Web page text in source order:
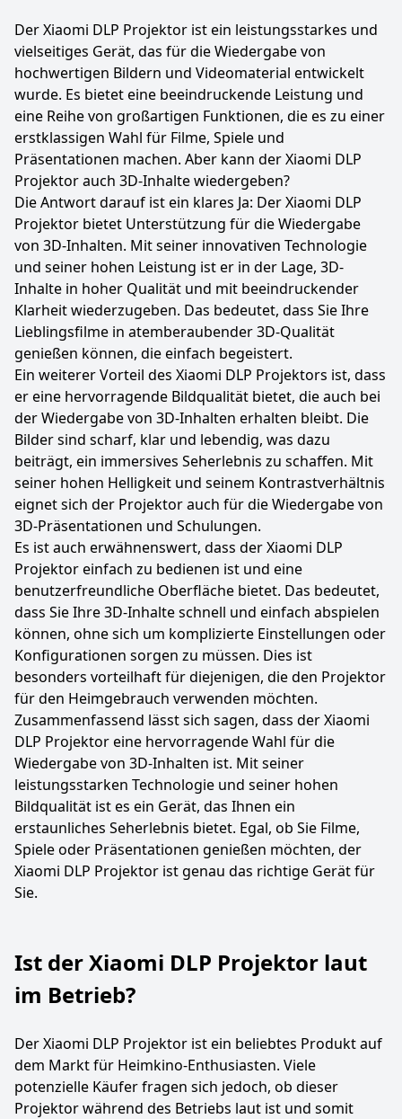
Der Xiaomi DLP Projektor ist ein leistungsstarkes und
vielseitiges Gerät, das für die Wiedergabe von
hochwertigen Bildern und Videomaterial entwickelt
wurde. Es bietet eine beeindruckende Leistung und
eine Reihe von großartigen Funktionen, die es zu einer
erstklassigen Wahl für Filme, Spiele und
Präsentationen machen. Aber kann der Xiaomi DLP
Projektor auch 3D-Inhalte wiedergeben?
Die Antwort darauf ist ein klares Ja: Der Xiaomi DLP
Projektor bietet Unterstützung für die Wiedergabe
von 3D-Inhalten. Mit seiner innovativen Technologie
und seiner hohen Leistung ist er in der Lage, 3D-
Inhalte in hoher Qualität und mit beeindruckender
Klarheit wiederzugeben. Das bedeutet, dass Sie Ihre
Lieblingsfilme in atemberaubender 3D-Qualität
genießen können, die einfach begeistert.
Ein weiterer Vorteil des Xiaomi DLP Projektors ist, dass
er eine hervorragende Bildqualität bietet, die auch bei
der Wiedergabe von 3D-Inhalten erhalten bleibt. Die
Bilder sind scharf, klar und lebendig, was dazu
beiträgt, ein immersives Seherlebnis zu schaffen. Mit
seiner hohen Helligkeit und seinem Kontrastverhältnis
eignet sich der Projektor auch für die Wiedergabe von
3D-Präsentationen und Schulungen.
Es ist auch erwähnenswert, dass der Xiaomi DLP
Projektor einfach zu bedienen ist und eine
benutzerfreundliche Oberfläche bietet. Das bedeutet,
dass Sie Ihre 3D-Inhalte schnell und einfach abspielen
können, ohne sich um komplizierte Einstellungen oder
Konfigurationen sorgen zu müssen. Dies ist
besonders vorteilhaft für diejenigen, die den Projektor
für den Heimgebrauch verwenden möchten.
Zusammenfassend lässt sich sagen, dass der Xiaomi
DLP Projektor eine hervorragende Wahl für die
Wiedergabe von 3D-Inhalten ist. Mit seiner
leistungsstarken Technologie und seiner hohen
Bildqualität ist es ein Gerät, das Ihnen ein
erstaunliches Seherlebnis bietet. Egal, ob Sie Filme,
Spiele oder Präsentationen genießen möchten, der
Xiaomi DLP Projektor ist genau das richtige Gerät für
Sie.
Ist der Xiaomi DLP Projektor laut
im Betrieb?
Der Xiaomi DLP Projektor ist ein beliebtes Produkt auf
dem Markt für Heimkino-Enthusiasten. Viele
potenzielle Käufer fragen sich jedoch, ob dieser
Projektor während des Betriebs laut ist und somit